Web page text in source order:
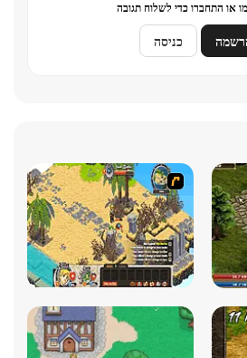
או התחברו כדי לשלוח תגובה
כניסה